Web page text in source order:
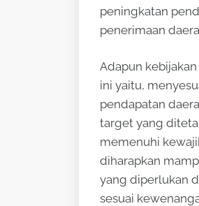
peningkatan
penerimaan
Adapun
ini yaitu,
pendapatan
target yang
memenuhi
diharapkan
yang diperlukan
sesuai